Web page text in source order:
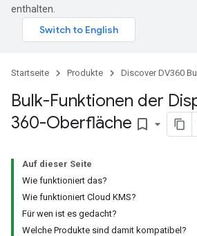
enthalten.
Startseite Produkte Discover DV360
Bulk-Funktionen der
360-Oberfläche bookmark_border
Auf dieser Seite
Wie funktioniert das?
Wie funktioniert Cloud KMS?
Für wen ist es gedacht?
Welche Produkte sind damit kompatibel?